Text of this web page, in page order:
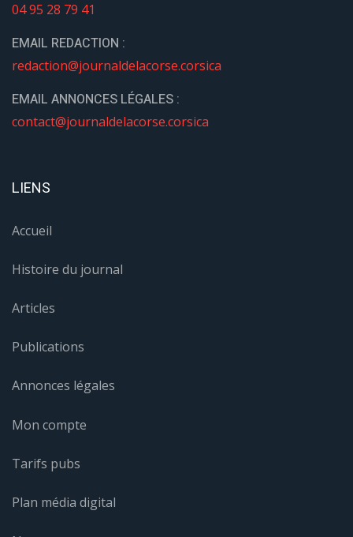
04 95 28 79 41
EMAIL REDACTION :
redaction@journaldelacorse.corsica
EMAIL ANNONCES LÉGALES :
contact@journaldelacorse.corsica
LIENS
Accueil
Histoire du journal
Articles
Publications
Annonces légales
Mon compte
Tarifs pubs
Plan média digital